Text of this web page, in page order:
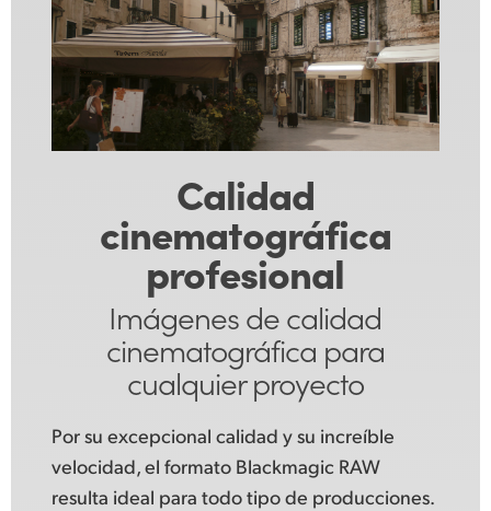
Calidad
cinematográfica
profesional
Imágenes de calidad
cinematográfica para
cualquierproyecto
Por su excepcional calidad y su increíble
velocidad, el formato Blackmagic RAW
resulta ideal para todo tipo de producciones.